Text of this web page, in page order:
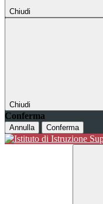
Chiudi
Chiudi
Conferma
Annulla Conferma